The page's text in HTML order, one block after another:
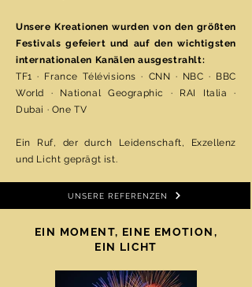
Unsere Kreationen wurden von den größten
Festivals gefeiert und auf den wichtigsten
internationalen Kanälen ausgestrahlt:
TF1 · France Télévisions · CNN · NBC · BBC
World · National Geographic · RAI Italia ·
Dubai · One TV
Ein Ruf, der durch Leidenschaft, Exzellenz
und Licht geprägt ist.
UNSERE REFERENZEN
EIN MOMENT, EINE EMOTION,
EIN LICHT